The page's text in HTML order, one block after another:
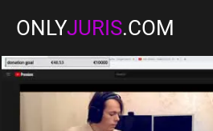
ONLYJURIS.COM